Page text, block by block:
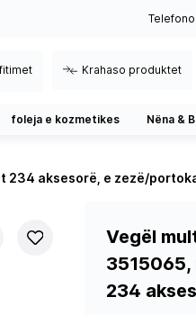
Krahaso produktet
foleja e kozmetikes Nëna &
234 aksesorë, e zezë/
Vegël
3515065,
234